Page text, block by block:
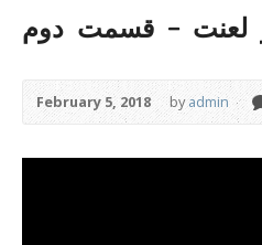
لعنت – قسمت دوم
February 5, 2018 byadmin